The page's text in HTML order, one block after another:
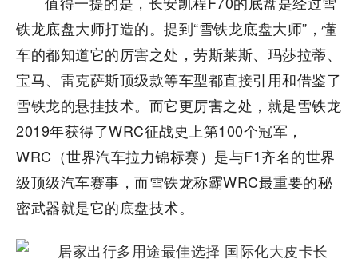
铁龙底盘大师打造的。提到“雪铁龙底盘大师”，懂
车的都知道它的厉害之处，劳斯莱斯、玛莎拉蒂、
宝马、雷克萨斯顶级款等车型都直接引用和借鉴了
雪铁龙的悬挂技术。而它更厉害之处，就是雪铁龙
2019年获得了WRC征战史上第100个冠军，
WRC（世界汽车拉力锦标赛）是与F1齐名的世界
级顶级汽车赛事，而雪铁龙称霸WRC最重要的秘
密武器就是它的底盘技术。